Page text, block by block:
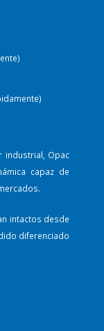
industrial, Opac
capaz de
intactos desde
diferenciado